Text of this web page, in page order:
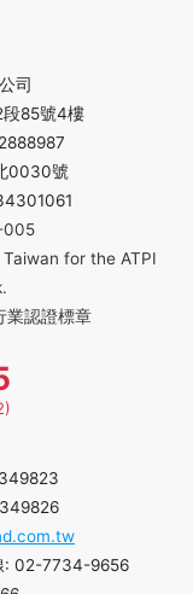
司
85號4樓
0030號
005
for the ATPI
業認證標章
: 02-7734-9656